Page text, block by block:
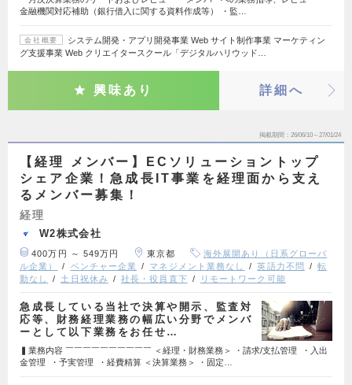
金融機関対応補助（銀行借入に関する資料作成等） ・監…
会社概要
システム開発・アプリ開発事業 Web サイト制作事業 マーケティン
グ支援事業 Web クリエイタースクール「デジタルハリウッド…
興味あり 詳細へ
掲載期間 26/06/10～27/01/24
【経理 メンバー】ECソリューショントップ
シェア企業！急成長IT事業を経理面から支え
るメンバー募集！
経理
W2株式会社
400万円 ～ 549万円 東京都
海外展開あり（日系グローバ
ル企業）
ベンチャー企業 マネジメント業務なし 英語力不問
転
勤なし
土日祝休み 社長・役員直下 リモートワーク可能
急成長している当社で決算や開示、監査対
応等、財務経理業務の幅広い分野でメンバ
ーとして以下業務をお任せ…
▍業務内容 ￣￣￣￣￣￣￣￣￣￣ ＜経理・財務業務＞ ・請求/支払管理 ・入出
金管理 ・予実管理 ・経費精算 ＜決算業務＞ ・固定…